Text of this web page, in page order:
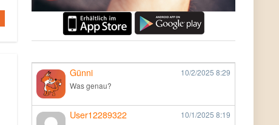
Günni 10/2/2025 8:29
Was genau?
User12289322 10/1/2025 8:19